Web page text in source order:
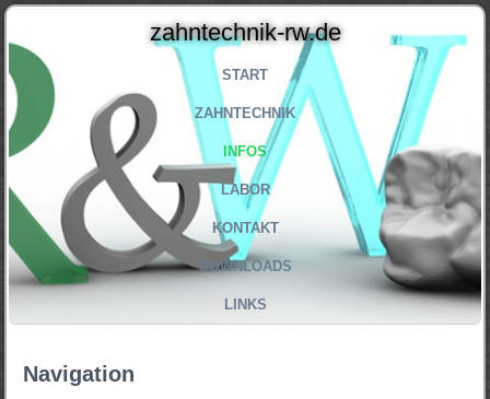
zahntechnik-rw.de
START
ZAHNTECHNIK
INFOS
LABOR
KONTAKT
DOWNLOADS
LINKS
Navigation